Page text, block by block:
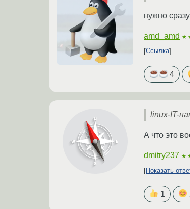
нужно
amd_amd
Ссылка
4
linux-IT-
А что это
dmitry237
Показать
1